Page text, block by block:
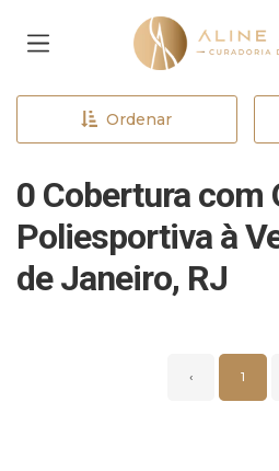
Página inicial
Ordenar
0 Cobertura com
Poliesportiva à
de Janeiro, RJ
‹ 1